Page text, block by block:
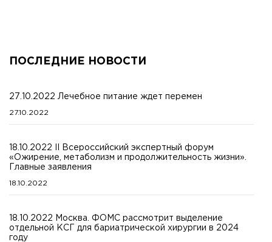
ПОСЛЕДНИЕ НОВОСТИ
27.10.2022 Лечебное питание ждет перемен
27.10.2022
18.10.2022 II Всероссийский экспертный форум
«Ожирение, метаболизм и продолжительность жизни».
Главные заявления
18.10.2022
18.10.2022 Москва. ФОМС рассмотрит выделение
отдельной КСГ для бариатрической хирургии в 2024
году